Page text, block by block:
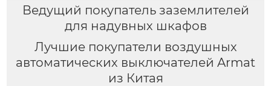
Ведущий покупатель заземлителей
для надувных шкафов
Лучшие покупатели воздушных
автоматических выключателей Armat
из Китая